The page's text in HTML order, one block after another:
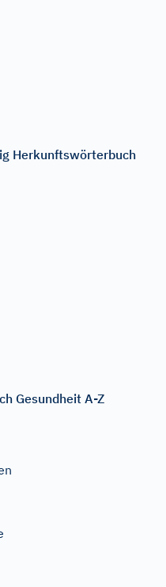
Herkunftswörterbuch
Gesundheit A-Z